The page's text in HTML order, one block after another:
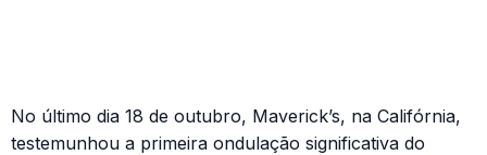
No último dia 18 de outubro, Maverick’s, na Califórnia,
testemunhou a primeira ondulação significativa do